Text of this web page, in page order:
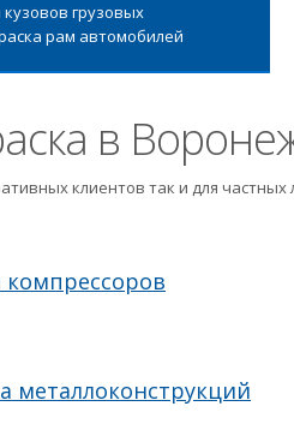
грузовых
рам автомобилей
в
клиентов так и для
компрессоров
металлоконструкций